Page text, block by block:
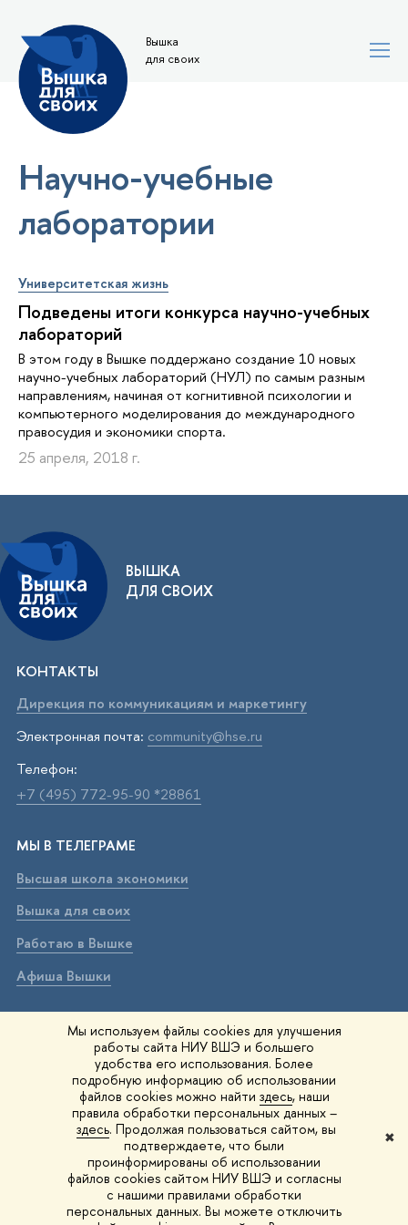
Мы используем файлы cookies для улучшения
работы сайта НИУ ВШЭ и большего
удобства его использования. Более
подробную информацию об использовании
файлов cookies можно найти здесь, наши
правила обработки персональных данных –
здесь. Продолжая пользоваться сайтом, вы
подтверждаете, что были
проинформированы об использовании
файлов cookies сайтом НИУ ВШЭ и согласны
с нашими правилами обработки
персональных данных. Вы можете отключить
✖
Вышка
для своих
Научно-учебные
лаборатории
Университетская жизнь
Подведены итоги конкурса научно-учебных
лабораторий
В этом году в Вышке поддержано создание 10 новых
научно-учебных лабораторий (НУЛ) по самым разным
направлениям, начиная от когнитивной психологии и
компьютерного моделирования до международного
правосудия и экономики спорта.
25 апреля, 2018 г.
ВЫШКА
ДЛЯ СВОИХ
КОНТАКТЫ
Дирекция по коммуникациям и маркетингу
Электронная почта: community@hse.ru
Телефон:
+7 (495) 772-95-90 *28861
МЫ В ТЕЛЕГРАМЕ
Высшая школа экономики
Вышка для своих
Работаю в Вышке
Афиша Вышки
ВЫШКА В МАХ
Высшая школа экономики
Вышка для своих
Работаю в Вышке
Афиша Вышки
Вышка IQ